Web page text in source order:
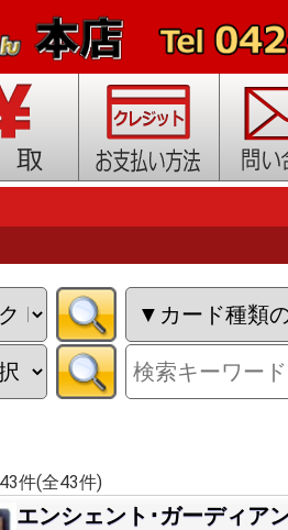
件(全43件)
エンシェント･ガーディア